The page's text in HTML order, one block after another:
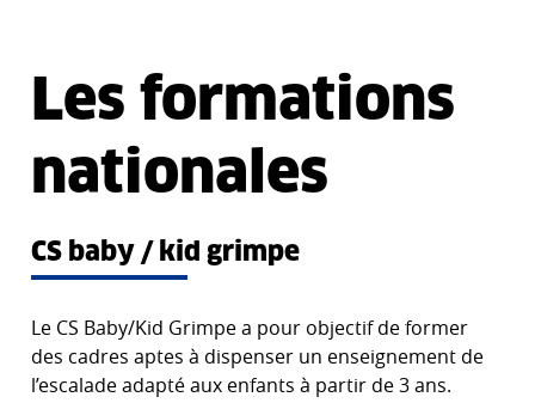
Les formations
nationales
CS baby / kid grimpe
Le CS Baby/Kid Grimpe a pour objectif de former
des cadres aptes à dispenser un enseignement de
l’escalade adapté aux enfants à partir de 3 ans.